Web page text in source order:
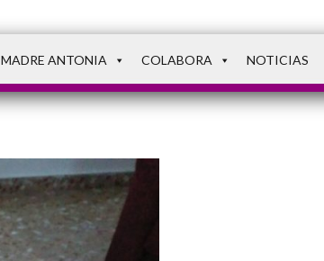
MADRE ANTONIA COLABORA NOTICIAS